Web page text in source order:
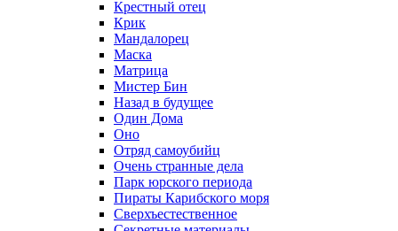
Крестный отец
Крик
Мандалорец
Маска
Матрица
Мистер Бин
Назад в будущее
Один Дома
Оно
Отряд самоубийц
Очень странные дела
Парк юрского периода
Пираты Карибского моря
Сверхъестественное